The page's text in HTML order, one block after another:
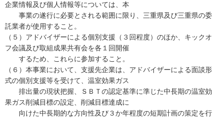
企業情報及び個人情報等については、本
事業の遂行に必要とされる範囲に限り、三重県及び三重県の委
託業者が使用すること。
（５）アドバイザーによる個別支援（３回程度）のほか、キックオ
フ会議及び取組成果共有会を各１回開催
するため、これらに参加すること。
（６）本事業において、支援先企業は、アドバイザーによる面談形
式の個別支援等を受けて、温室効果ガス
排出量の現状把握、ＳＢＴの認定基準に準じた中長期の温室効
果ガス削減目標の設定、削減目標達成に
向けた中長期的な方向性及び３か年程度の短期計画の策定を行